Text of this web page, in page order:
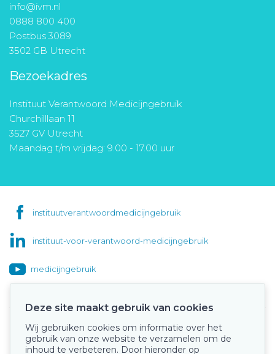
info@ivm.nl
0888 800 400
Postbus 3089
3502 GB Utrecht
Bezoekadres
Instituut Verantwoord Medicijngebruik
Churchilllaan 11
3527 GV Utrecht
Maandag t/m vrijdag: 9.00 - 17.00 uur
instituutverantwoordmedicijngebruik
instituut-voor-verantwoord-medicijngebruik
medicijngebruik
Onze keurmerken
Deze site maakt gebruik van cookies
Wij gebruiken cookies om informatie over het
gebruik van onze website te verzamelen om de
inhoud te verbeteren. Door hieronder op